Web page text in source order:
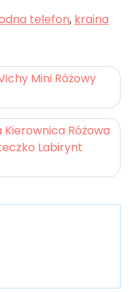
telefon, kraina
Mini Różowy
Różowa
Labirynt